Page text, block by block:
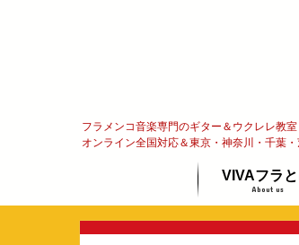
フラメンコ音楽専門のギター＆ウクレレ教室
オンライン全国対応＆東京・神奈川・千葉
VIVAフラ
About us
フラメンコ
代表メッセ